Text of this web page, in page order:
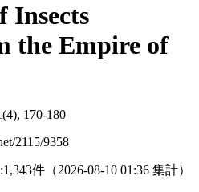
Insects
the Empire of
170-180
2115/9358
1,343件 （2026-08-10 01:36 集計）